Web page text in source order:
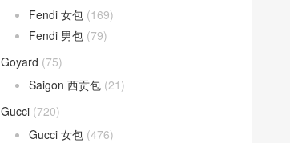
Fendi 女包 (169)
Fendi 男包 (79)
Goyard (75)
Saigon 西贡包 (21)
Gucci (720)
Gucci 女包 (476)